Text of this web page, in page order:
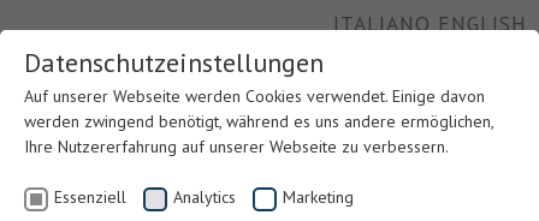
ITALIANOENGLISH
Datenschutzeinstellungen
Auf unserer Webseite werden Cookies verwendet. Einige davon
werden zwingend benötigt, während es uns andere ermöglichen,
Ihre Nutzererfahrung auf unserer Webseite zu verbessern.
Essenziell Analytics Marketing